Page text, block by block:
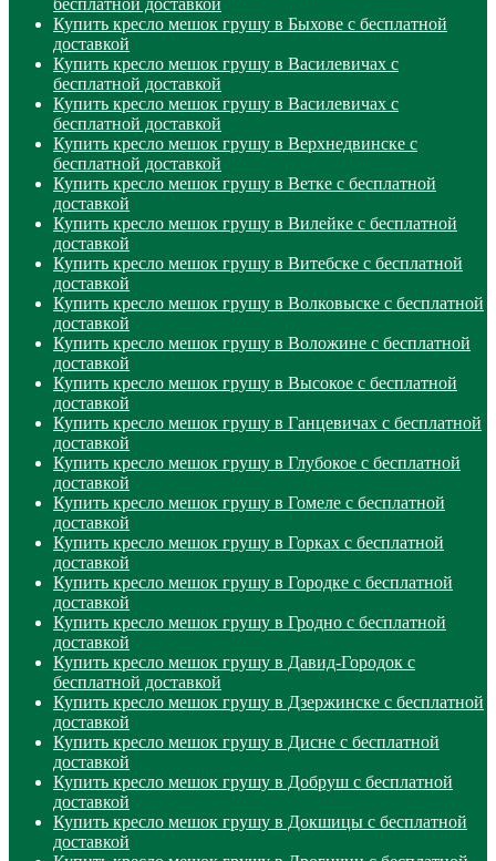
бесплатной доставкой
Купить кресло мешок грушу в Быхове с бесплатной
доставкой
Купить кресло мешок грушу в Василевичах с
бесплатной доставкой
Купить кресло мешок грушу в Василевичах с
бесплатной доставкой
Купить кресло мешок грушу в Верхнедвинске с
бесплатной доставкой
Купить кресло мешок грушу в Ветке с бесплатной
доставкой
Купить кресло мешок грушу в Вилейке с бесплатной
доставкой
Купить кресло мешок грушу в Витебске с бесплатной
доставкой
Купить кресло мешок грушу в Волковыске с бесплатной
доставкой
Купить кресло мешок грушу в Воложине с бесплатной
доставкой
Купить кресло мешок грушу в Высокое с бесплатной
доставкой
Купить кресло мешок грушу в Ганцевичах с бесплатной
доставкой
Купить кресло мешок грушу в Глубокое с бесплатной
доставкой
Купить кресло мешок грушу в Гомеле с бесплатной
доставкой
Купить кресло мешок грушу в Горках с бесплатной
доставкой
Купить кресло мешок грушу в Городке с бесплатной
доставкой
Купить кресло мешок грушу в Гродно с бесплатной
доставкой
Купить кресло мешок грушу в Давид-Городок с
бесплатной доставкой
Купить кресло мешок грушу в Дзержинске с бесплатной
доставкой
Купить кресло мешок грушу в Дисне с бесплатной
доставкой
Купить кресло мешок грушу в Добруш с бесплатной
доставкой
Купить кресло мешок грушу в Докшицы с бесплатной
доставкой